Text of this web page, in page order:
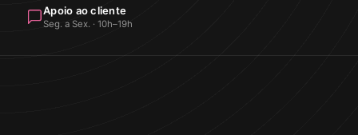
Apoio ao cliente
Seg. a Sex. · 10h–19h